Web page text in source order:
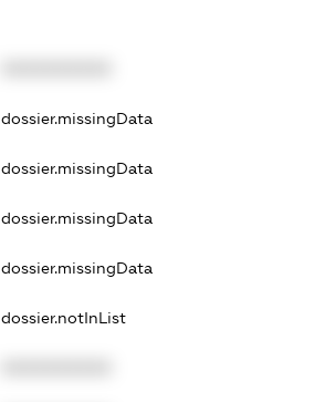
dossier.missingData
dossier.missingData
dossier.missingData
dossier.missingData
dossier.notInList